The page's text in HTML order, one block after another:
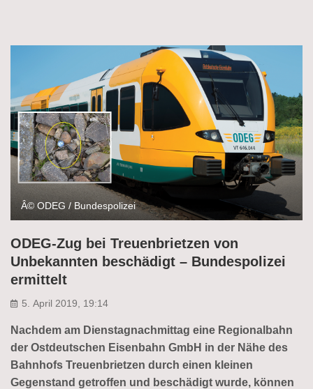
Â© ODEG / Bundespolizei
ODEG-Zug bei Treuenbrietzen von
Unbekannten beschädigt – Bundespolizei
ermittelt
5. April 2019, 19:14
Nachdem am Dienstagnachmittag eine Regionalbahn
der Ostdeutschen Eisenbahn GmbH in der Nähe des
Bahnhofs Treuenbrietzen durch einen kleinen
Gegenstand getroffen und beschädigt wurde, können